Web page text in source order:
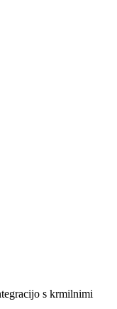
s krmilnimi